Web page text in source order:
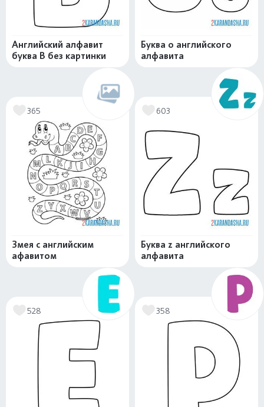
Английский алфавит
буква B без картинки
Буква o английского
алфавита
365
Змея с английским
афавитом
603
Буква z английского
алфавита
528 358